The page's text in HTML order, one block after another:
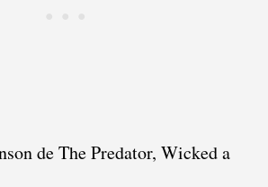
de The Predator, Wicked a